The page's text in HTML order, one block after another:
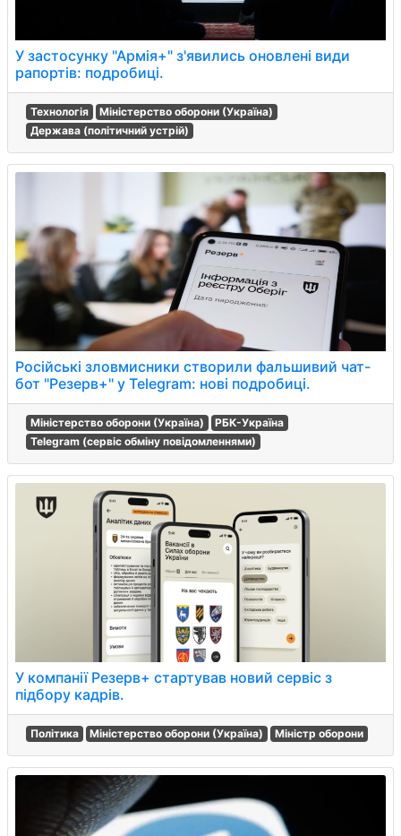
У застосунку "Армія+" з'явились оновлені види
рапортів: подробиці.
Технологія
Міністерство оборони (Україна)
Держава (політичний устрій)
Російські зловмисники створили фальшивий чат-
бот "Резерв+" у Telegram: нові подробиці.
Міністерство оборони (Україна)
РБК-Україна
Telegram (сервіс обміну повідомленнями)
У компанії Резерв+ стартував новий сервіс з
підбору кадрів.
Політика Міністерство оборони (Україна) Міністр оборони